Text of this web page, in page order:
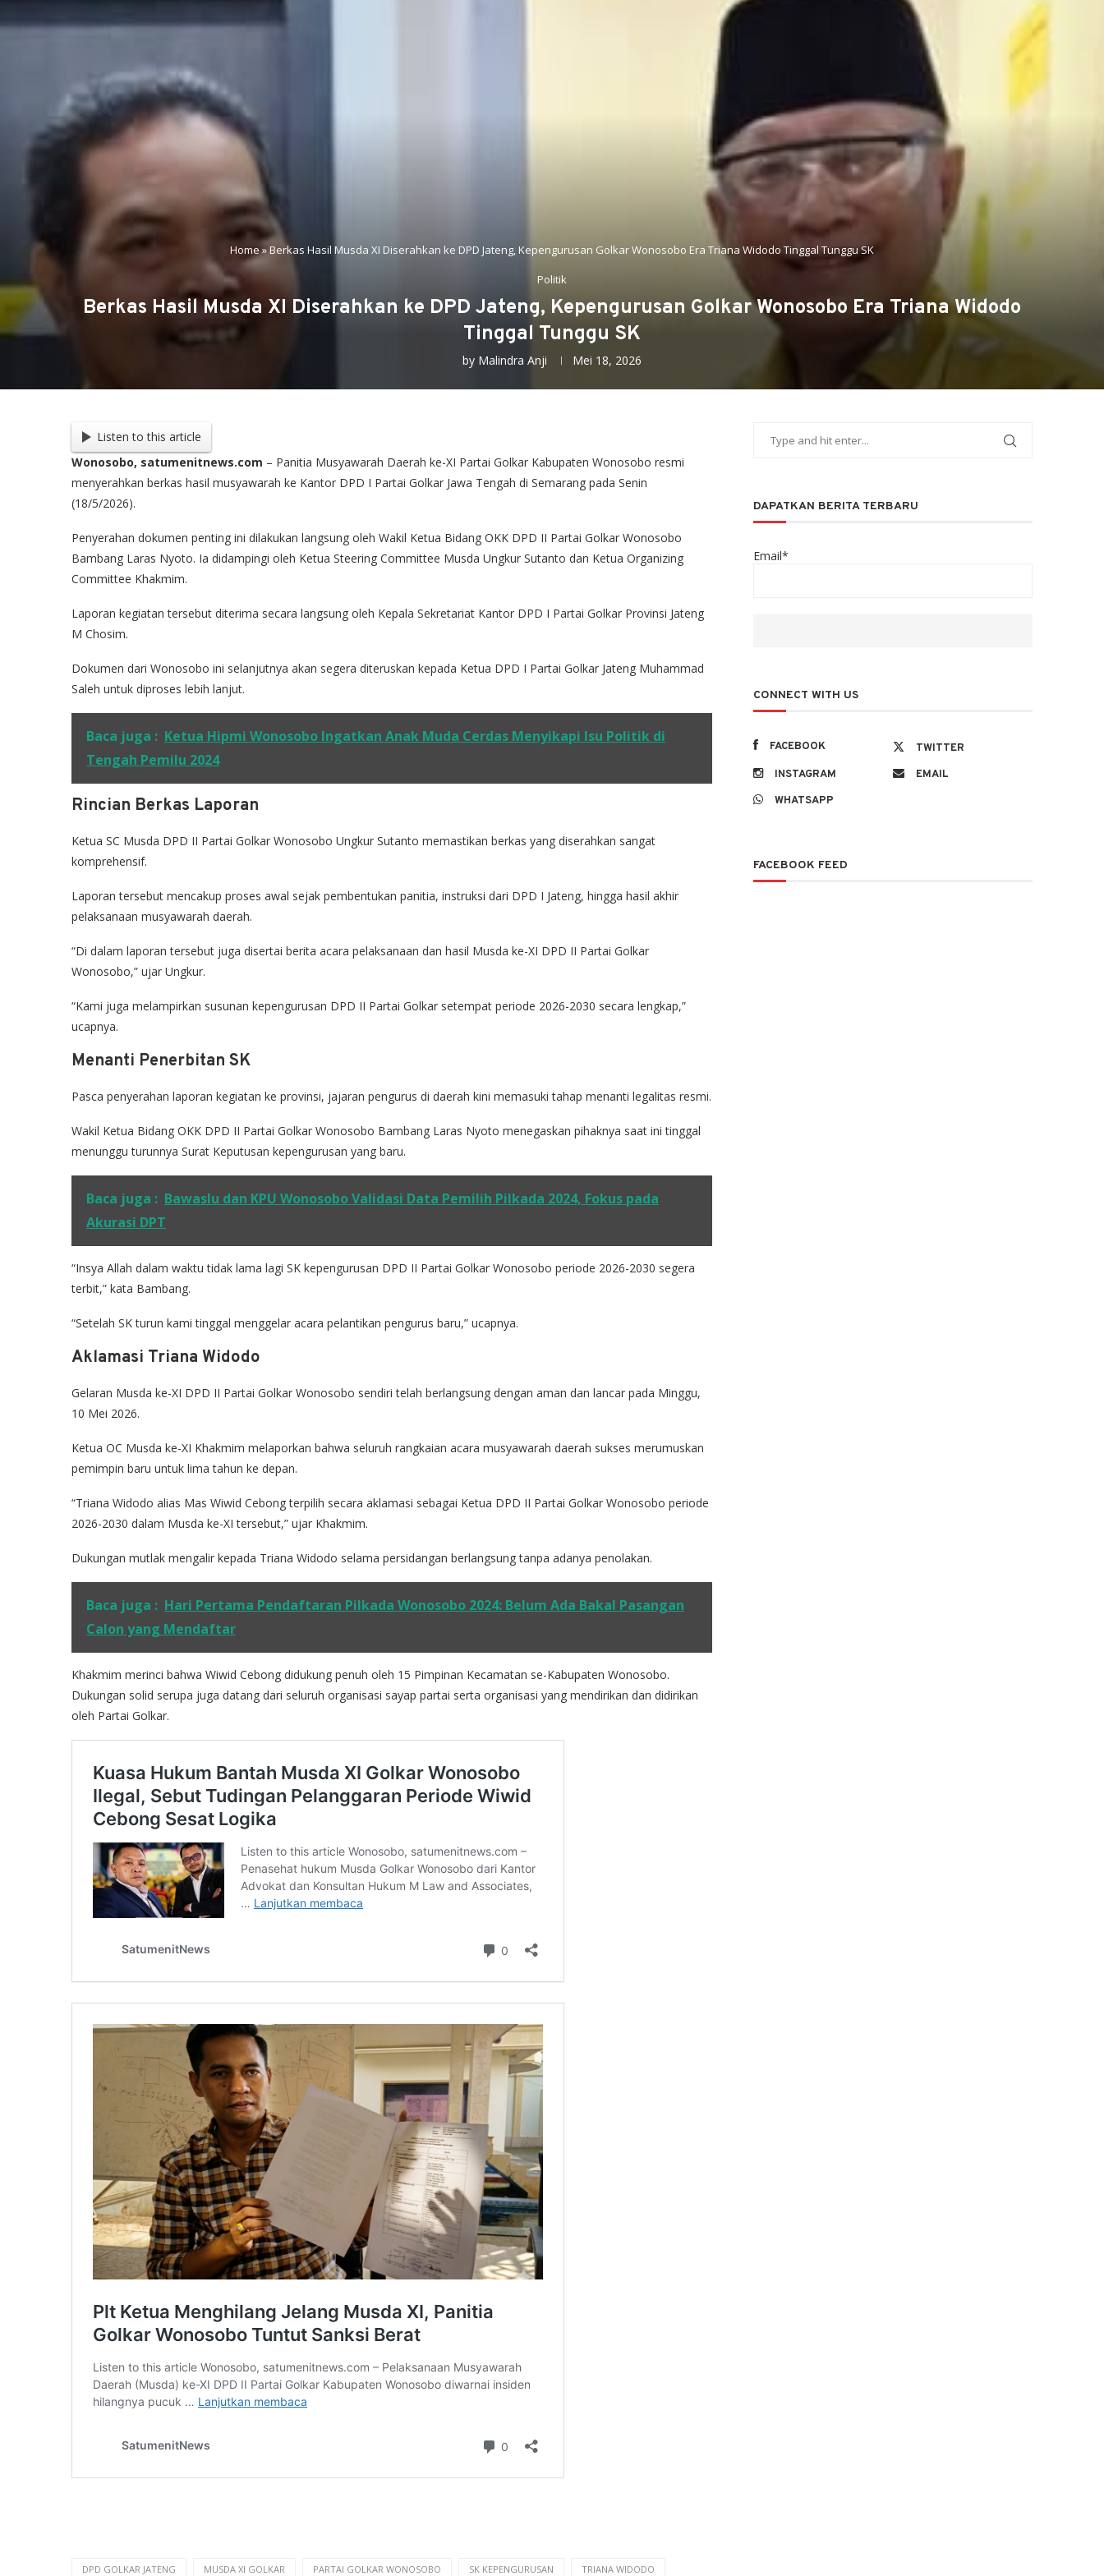
Home»Berkas Hasil Musda XI Diserahkan ke DPD Jateng, Kepengurusan Golkar Wonosobo Era Triana Widodo Tinggal Tunggu SK
Politik
Berkas Hasil Musda XI Diserahkan ke DPD Jateng, Kepengurusan Golkar Wonosobo Era Triana Widodo
Tinggal Tunggu SK
by Malindra Anji Mei 18, 2026
Listen to this article
Wonosobo, satumenitnews.com – Panitia Musyawarah Daerah ke-XI Partai Golkar Kabupaten Wonosobo resmi
menyerahkan berkas hasil musyawarah ke Kantor DPD I Partai Golkar Jawa Tengah di Semarang pada Senin
(18/5/2026).
Penyerahan dokumen penting ini dilakukan langsung oleh Wakil Ketua Bidang OKK DPD II Partai Golkar Wonosobo
Bambang Laras Nyoto. Ia didampingi oleh Ketua Steering Committee Musda Ungkur Sutanto dan Ketua Organizing
Committee Khakmim.
Laporan kegiatan tersebut diterima secara langsung oleh Kepala Sekretariat Kantor DPD I Partai Golkar Provinsi Jateng
M Chosim.
Dokumen dari Wonosobo ini selanjutnya akan segera diteruskan kepada Ketua DPD I Partai Golkar Jateng Muhammad
Saleh untuk diproses lebih lanjut.
Baca juga : Ketua Hipmi Wonosobo Ingatkan Anak Muda Cerdas Menyikapi Isu Politik di
Tengah Pemilu 2024
Rincian Berkas Laporan
Ketua SC Musda DPD II Partai Golkar Wonosobo Ungkur Sutanto memastikan berkas yang diserahkan sangat
komprehensif.
Laporan tersebut mencakup proses awal sejak pembentukan panitia, instruksi dari DPD I Jateng, hingga hasil akhir
pelaksanaan musyawarah daerah.
“Di dalam laporan tersebut juga disertai berita acara pelaksanaan dan hasil Musda ke-XI DPD II Partai Golkar
Wonosobo,” ujar Ungkur.
“Kami juga melampirkan susunan kepengurusan DPD II Partai Golkar setempat periode 2026-2030 secara lengkap,”
ucapnya.
Menanti Penerbitan SK
Pasca penyerahan laporan kegiatan ke provinsi, jajaran pengurus di daerah kini memasuki tahap menanti legalitas resmi.
Wakil Ketua Bidang OKK DPD II Partai Golkar Wonosobo Bambang Laras Nyoto menegaskan pihaknya saat ini tinggal
menunggu turunnya Surat Keputusan kepengurusan yang baru.
Baca juga : Bawaslu dan KPU Wonosobo Validasi Data Pemilih Pilkada 2024, Fokus pada
Akurasi DPT
“Insya Allah dalam waktu tidak lama lagi SK kepengurusan DPD II Partai Golkar Wonosobo periode 2026-2030 segera
terbit,” kata Bambang.
“Setelah SK turun kami tinggal menggelar acara pelantikan pengurus baru,” ucapnya.
Aklamasi Triana Widodo
Gelaran Musda ke-XI DPD II Partai Golkar Wonosobo sendiri telah berlangsung dengan aman dan lancar pada Minggu,
10 Mei 2026.
Ketua OC Musda ke-XI Khakmim melaporkan bahwa seluruh rangkaian acara musyawarah daerah sukses merumuskan
pemimpin baru untuk lima tahun ke depan.
“Triana Widodo alias Mas Wiwid Cebong terpilih secara aklamasi sebagai Ketua DPD II Partai Golkar Wonosobo periode
2026-2030 dalam Musda ke-XI tersebut,” ujar Khakmim.
Dukungan mutlak mengalir kepada Triana Widodo selama persidangan berlangsung tanpa adanya penolakan.
Baca juga : Hari Pertama Pendaftaran Pilkada Wonosobo 2024: Belum Ada Bakal Pasangan
Calon yang Mendaftar
Khakmim merinci bahwa Wiwid Cebong didukung penuh oleh 15 Pimpinan Kecamatan se-Kabupaten Wonosobo.
Dukungan solid serupa juga datang dari seluruh organisasi sayap partai serta organisasi yang mendirikan dan didirikan
oleh Partai Golkar.
DPD GOLKAR JATENG MUSDA XI GOLKAR PARTAI GOLKAR WONOSOBO SK KEPENGURUSAN TRIANA WIDODO
DAPATKAN BERITA TERBARU
Email*
CONNECT WITH US
FACEBOOK
TWITTER
INSTAGRAM
EMAIL
WHATSAPP
FACEBOOK FEED